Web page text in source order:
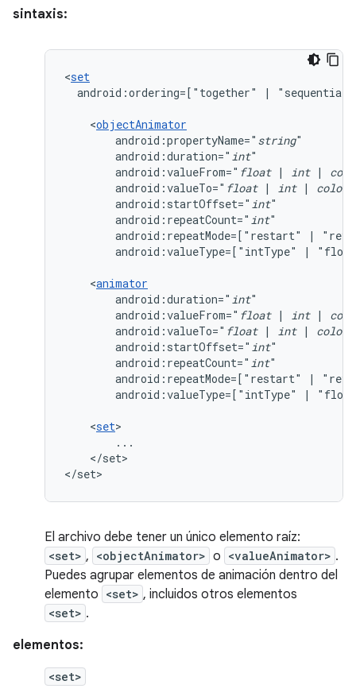
sintaxis:
<set
android:ordering=["together"
|
<objectAnimator
android:propertyName=" string
android:duration=" int
android:valueFrom=" float | int |
android:valueTo=" float | int | color
android:startOffset=" int
android:repeatCount=" int
android:repeatMode=["restart"
|
android:valueType=["intType"
|
<animator
android:duration=" int
android:valueFrom=" float | int |
android:valueTo=" float | int | color
android:startOffset=" int
android:repeatCount=" int
android:repeatMode=["restart"
|
android:valueType=["intType"
|
<set
</set>
</set>
El archivo debe tener un único elemento raíz:
<set> , <objectAnimator> o <valueAnimator> .
Puedes agrupar elementos de animación dentro del
elemento <set> , incluidos otros elementos
<set> .
elementos:
<set>